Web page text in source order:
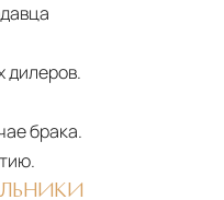
дилеров.
брака.